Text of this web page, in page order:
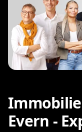
Evern -